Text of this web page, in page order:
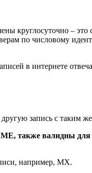
круглосуточно –
по числовому
в интернете
запись с
также валидны
например, MX.